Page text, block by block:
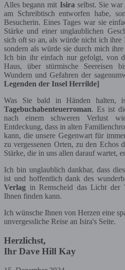
Alles begann mit Isira selbst. Sie
am Schreibtisch entworfen habe,
Besucherin. Eines Tages war sie
Stärke und einer unglaublichen
sich oft so an, als würde nicht ich ihre
sondern als würde sie durch mich
Ich bin ihr einfach nur gefolgt, von
Haus, über stürmische Seereisen
Wundern und Gefahren der
Legenden der Insel Herrilde]
Was Sie bald in Händen halten,
Tagebuchabenteuerroman. Es ist
nach einem schweren Verlust
Entdeckung, dass in alten
kann, die unsere Gegenwart für
zu vergessenen Orten, zu den Echos
Stärke, die in uns allen darauf wartet,
Ich bin unglaublich dankbar, dass
ist und hoffentlich dank des
Verlag in Remscheid das Licht
Ihnen finden kann.
Ich wünsche Ihnen von Herzen eine
unvergessliche Reise an Isira's Seite.
Herzlichst,
Ihr Dave Hill Kay